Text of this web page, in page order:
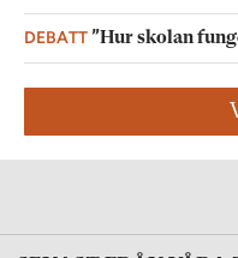
DEBATT”Hur skolan